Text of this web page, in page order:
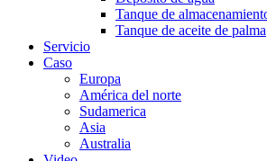
Tanque de
Tanque de aceite de palma
Servicio
Caso
Europa
América del norte
Sudamerica
Asia
Australia